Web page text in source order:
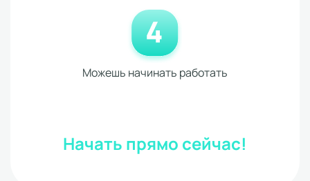
Можешь начинать работать
Начать прямо сейчас!